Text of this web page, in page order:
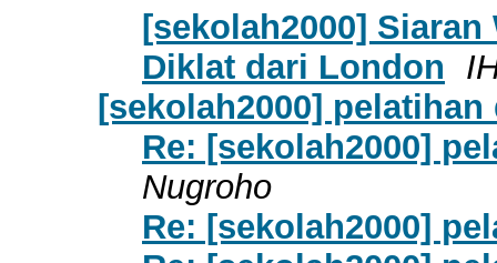
[sekolah2000] Siaran
Diklat dari London
[sekolah2000]
Re: [sekolah2000]
Nugroho
Re: [sekolah2000]